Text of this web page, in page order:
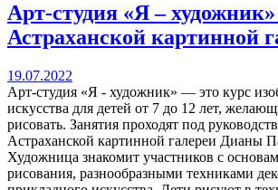
Арт-студия «Я –
Астраханской картинной
19.07.2022
Арт-студия «Я - художник» — это курс
искусства для детей от 7 до 12 лет,
рисовать. Занятия проходят под
Астраханской картинной галереи Дианы
Художница знакомит участников с
рисования, разнообразными техниками